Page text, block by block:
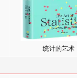
统计的艺术